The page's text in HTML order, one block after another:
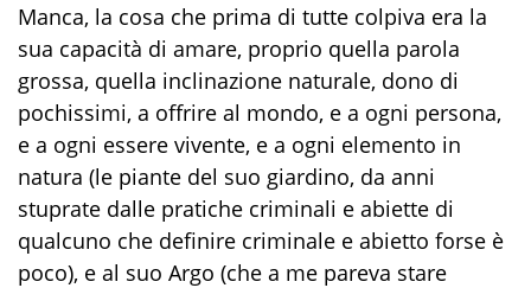
Manca, la cosa che prima di tutte colpiva era la
sua capacità di amare, proprio quella parola
grossa, quella inclinazione naturale, dono di
pochissimi, a offrire al mondo, e a ogni persona,
e a ogni essere vivente, e a ogni elemento in
natura (le piante del suo giardino, da anni
stuprate dalle pratiche criminali e abiette di
qualcuno che definire criminale e abietto forse è
poco), e al suo Argo (che a me pareva stare